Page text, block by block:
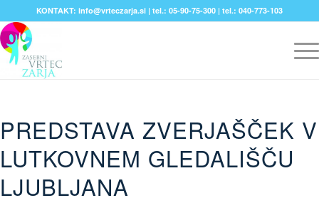
KONTAKT: info@vrteczarja.si | tel.: 05-90-75-300 | tel.: 040-773-103
PREDSTAVA ZVERJAŠČEK V
LUTKOVNEM GLEDALIŠČU
LJUBLJANA